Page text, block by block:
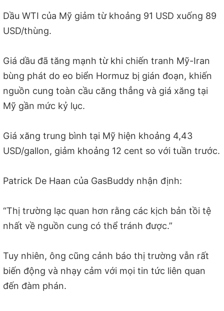
Dầu WTI của Mỹ giảm từ khoảng 91 USD xuống 89
USD/thùng.
Giá dầu đã tăng mạnh từ khi chiến tranh Mỹ-Iran
bùng phát do eo biển Hormuz bị gián đoạn, khiến
nguồn cung toàn cầu căng thẳng và giá xăng tại
Mỹ gần mức kỷ lục.
Giá xăng trung bình tại Mỹ hiện khoảng 4,43
USD/gallon, giảm khoảng 12 cent so với tuần trước.
Patrick De Haan của GasBuddy nhận định:
“Thị trường lạc quan hơn rằng các kịch bản tồi tệ
nhất về nguồn cung có thể tránh được.”
Tuy nhiên, ông cũng cảnh báo thị trường vẫn rất
biến động và nhạy cảm với mọi tin tức liên quan
đến đàm phán.